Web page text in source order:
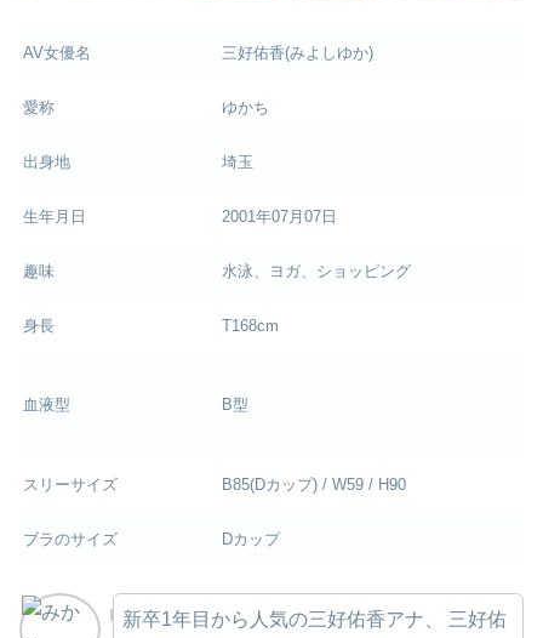
AV女優名 三好佑香(みよしゆか)
愛称 ゆかち
出身地 埼玉
生年月日 2001年07月07日
趣味 水泳、ヨガ、ショッピング
身長 T168cm
血液型 B型
スリーサイズ B85(Dカップ) / W59 / H90
ブラのサイズ Dカップ
新卒1年目から人気の三好佑香アナ、 三好佑